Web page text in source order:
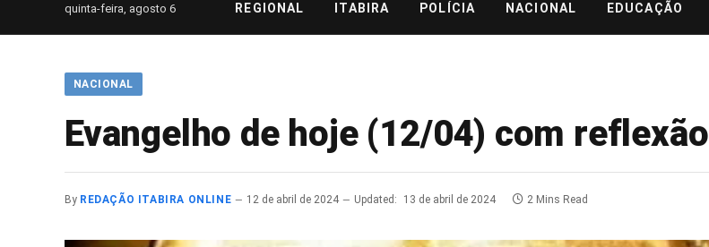
quinta-feira, agosto 6 REGIONAL ITABIRA POLÍCIA NACIONAL EDUCAÇÃO
NACIONAL
Evangelho de hoje (12/04) com reflexão
By REDAÇÃO ITABIRA ONLINE 12 de abril de 2024 Updated: 13 de abril de 2024 2 Mins Read